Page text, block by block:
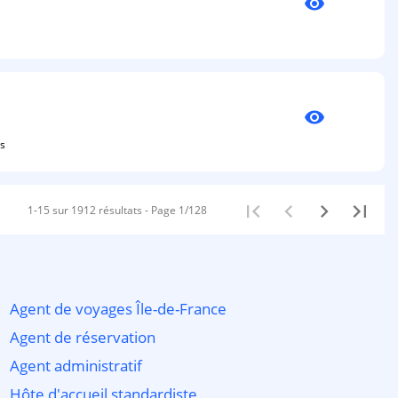
visibility
1-15 sur 1912 résultats - Page 1/128
Agent de voyages Île-de-France
Agent de réservation
Agent administratif